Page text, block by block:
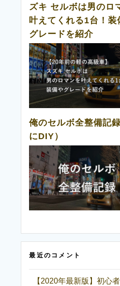
ズキ セルボは男のロ
叶えてくれる1台！装
グレードを紹介
俺のセルボ全整備記
にDIY）
最近のコメント
【2020年最新版】初心